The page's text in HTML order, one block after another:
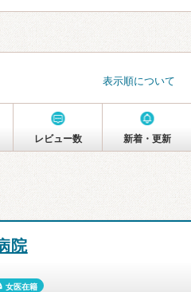
表示順について
レビュー数 新着・更新
院
女医在籍